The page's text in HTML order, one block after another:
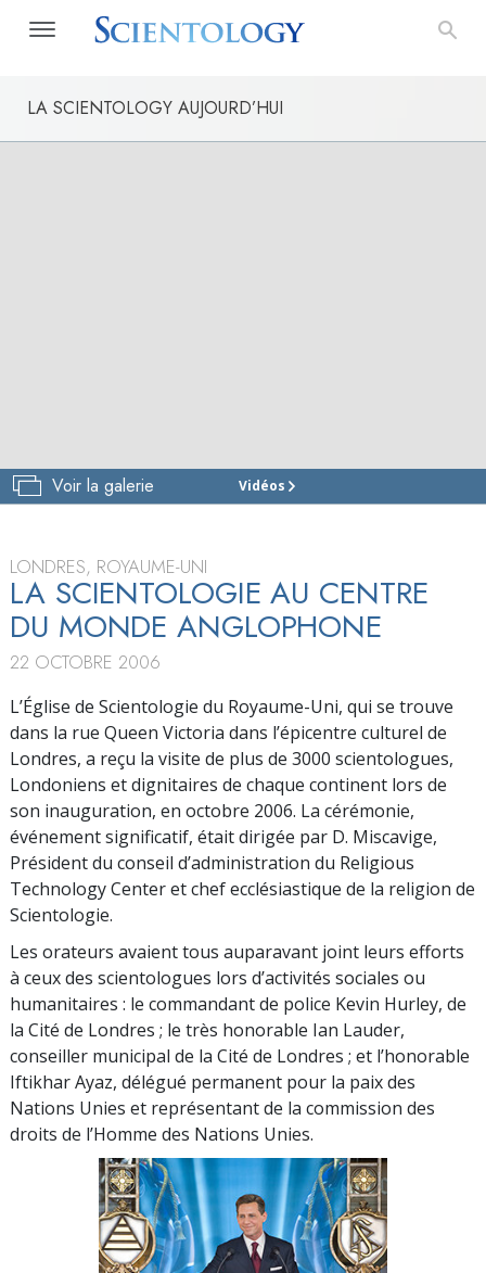
LA SCIENTOLOGY AUJOURD’HUI
Voir la galerie Vidéos
ÉGLISE
VISITE
LONDRES, ROYAUME-UNI
LA SCIENTOLOGIE AU CENTRE
DU MONDE ANGLOPHONE
22 OCTOBRE 2006
L’Église de Scientologie du Royaume-Uni, qui se trouve
dans la rue Queen Victoria dans l’épicentre culturel de
Londres, a reçu la visite de plus de 3000 scientologues,
Londoniens et dignitaires de chaque continent lors de
son inauguration, en octobre 2006. La cérémonie,
événement significatif, était dirigée par D. Miscavige,
Président du conseil d’administration du Religious
Technology Center et chef ecclésiastique de la religion de
Scientologie.
Les orateurs avaient tous auparavant joint leurs efforts
à ceux des scientologues lors d’activités sociales ou
humanitaires : le commandant de police Kevin Hurley, de
la Cité de Londres ; le très honorable Ian Lauder,
conseiller municipal de la Cité de Londres ; et l’honorable
Iftikhar Ayaz, délégué permanent pour la paix des
Nations Unies et représentant de la commission des
droits de l’Homme des Nations Unies.